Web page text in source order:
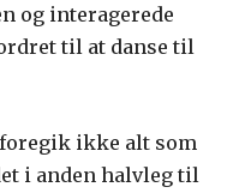
og interagerede
til at danse til
ikke alt som
i anden halvleg til